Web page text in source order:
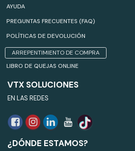
AYUDA
PREGUNTAS FRECUENTES (FAQ)
POLÍTICAS DE DEVOLUCIÓN
ARREPENTIMIENTO DE COMPRA
LIBRO DE QUEJAS ONLINE
VTX SOLUCIONES
EN LAS REDES
¿DÓNDE ESTAMOS?